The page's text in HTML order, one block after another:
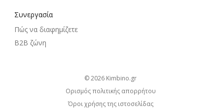
Συνεργασία
Πώς να διαφημίζετε
B2B ζώνη
© 2026
kimbino.gr
Ορισμός πολιτικής απορρήτου
Όροι χρήσης της ιστοσελίδας